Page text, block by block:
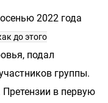
2022 года
до этого
подал
группы.
Претензии в первую